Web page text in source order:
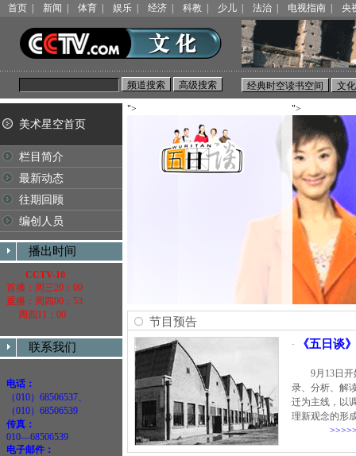
首页 新闻 体育 娱乐 经济 科教 少儿 法治 电视指南 央
美术星空首页
栏目简介
最新动态
往期回顾
编创人员
播出时间
CCTV-10
首播：周三20：00
重播：周四00：53
周四11：00
联系我们
电话：
（010）68506537、
（010）68506539
传真：
010—68506539
电子邮件：
"> ">
节目预告
· 《五日谈
9月13日
录、分析、解
迁为主线，以
理新观念的形